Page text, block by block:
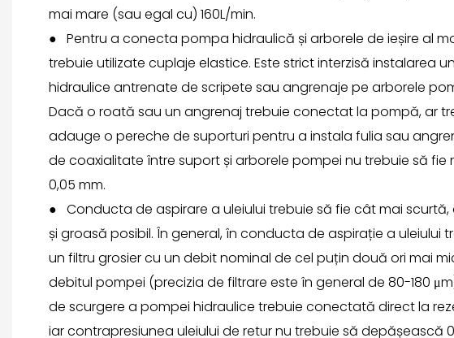
mai mare (sau egal cu) 160L/min.
● Pentru a conecta pompa hidraulică și arborele de ieșire al
trebuie utilizate cuplaje elastice. Este strict interzisă instalarea
hidraulice antrenate de scripete sau angrenaje pe arborele
Dacă o roată sau un angrenaj trebuie conectat la pompă, ar
adauge o pereche de suporturi pentru a instala fulia sau
de coaxialitate între suport și arborele pompei nu trebuie să fie
0,05 mm.
● Conducta de aspirare a uleiului trebuie să fie cât mai
și groasă posibil. În general, în conducta de aspirație a uleiului
un filtru grosier cu un debit nominal de cel puțin două ori mai
debitul pompei (precizia de filtrare este în general de 80-180
de scurgere a pompei hidraulice trebuie conectată direct la
iar contrapresiunea uleiului de retur nu trebuie să depășească